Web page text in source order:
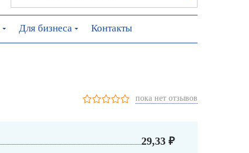
Для бизнеса Контакты
пока нет отзывов
29,33 ₽